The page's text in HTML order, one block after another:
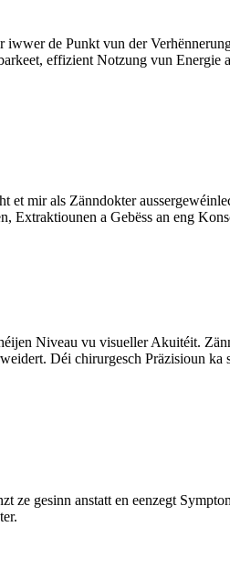
de Punkt vun der
effizient Notzung vun Energie
mir als Zänndokter
Extraktiounen a Gebëss an eng
Niveau vu visueller Akuitéit.
Déi chirurgesch Präzisioun
gesinn anstatt en eenzegt